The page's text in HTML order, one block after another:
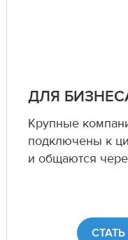
ДЛЯ
Крупные
подключены к
и общаются